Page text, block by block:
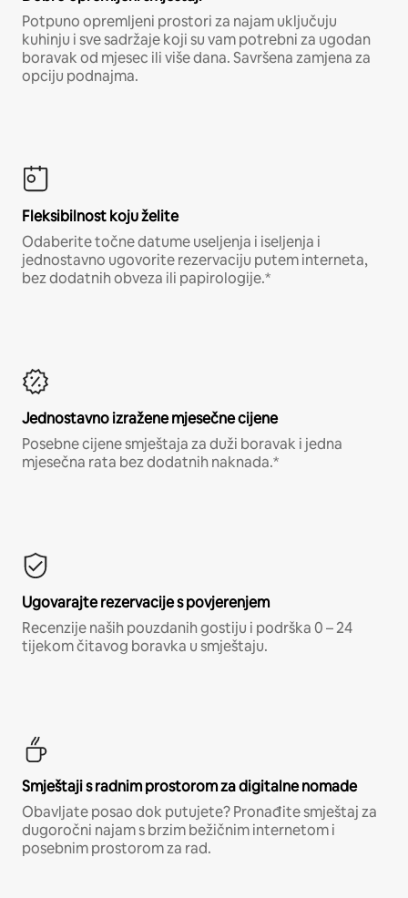
Potpuno opremljeni prostori za najam uključuju
kuhinju i sve sadržaje koji su vam potrebni za ugodan
boravak od mjesec ili više dana. Savršena zamjena za
opciju podnajma.
Fleksibilnost koju želite
Odaberite točne datume useljenja i iseljenja i
jednostavno ugovorite rezervaciju putem interneta,
bez dodatnih obveza ili papirologije.*
Jednostavno izražene mjesečne cijene
Posebne cijene smještaja za duži boravak i jedna
mjesečna rata bez dodatnih naknada.*
Ugovarajte rezervacije s povjerenjem
Recenzije naših pouzdanih gostiju i podrška 0 – 24
tijekom čitavog boravka u smještaju.
Smještaji s radnim prostorom za digitalne nomade
Obavljate posao dok putujete? Pronađite smještaj za
dugoročni najam s brzim bežičnim internetom i
posebnim prostorom za rad.